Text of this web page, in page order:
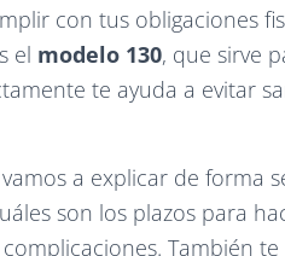
con tus obligaciones
el modelo 130, que sirve
te ayuda a evitar
a explicar de forma
son los plazos para
También